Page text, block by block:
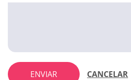
ENVIAR CANCELAR